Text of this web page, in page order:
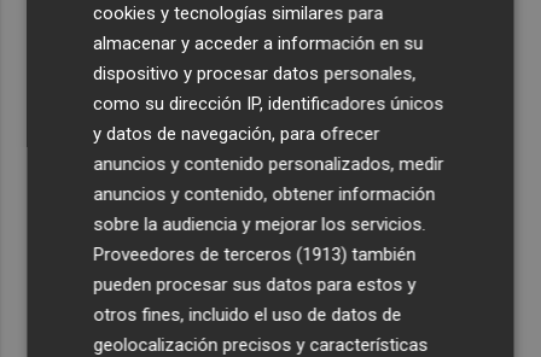
Estos son los estrenos que abren la cartelera en agosto:
de la comedia 'El último mono' a una nueva entrega de
'La Patrulla Canina'
Recibe toda la actualidad de
Plaza Podcast en tu correo
Quiero suscribirme
cookies y tecnologías similares para
almacenar y acceder a información en su
dispositivo y procesar datos personales,
como su dirección IP, identificadores únicos
y datos de navegación, para ofrecer
anuncios y contenido personalizados, medir
anuncios y contenido, obtener información
sobre la audiencia y mejorar los servicios.
Proveedores de terceros (1913) también
pueden procesar sus datos para estos y
otros fines, incluido el uso de datos de
geolocalización precisos y características